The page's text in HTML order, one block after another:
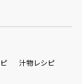
汁物レシピ